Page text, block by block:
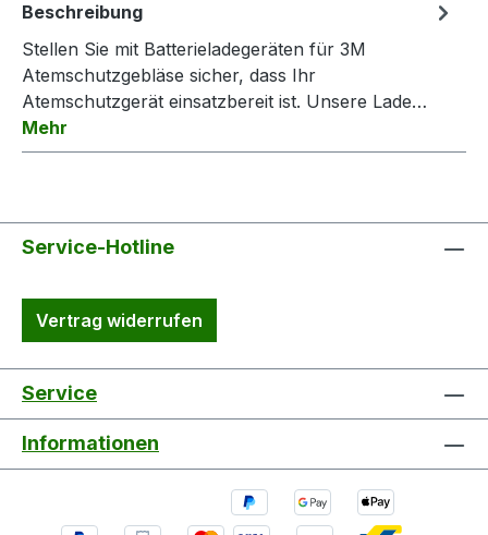
Beschreibung
Stellen Sie mit Batterieladegeräten für 3M
Atemschutzgebläse sicher, dass Ihr
Atemschutzgerät einsatzbereit ist. Unsere Lade…
Mehr
Service-Hotline
Vertrag widerrufen
Service
Informationen